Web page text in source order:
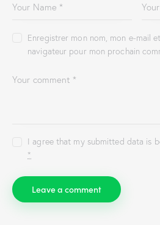
Enregistrer mon nom, mon e-mail
navigateur pour mon prochain
I agree that my submitted data is
*